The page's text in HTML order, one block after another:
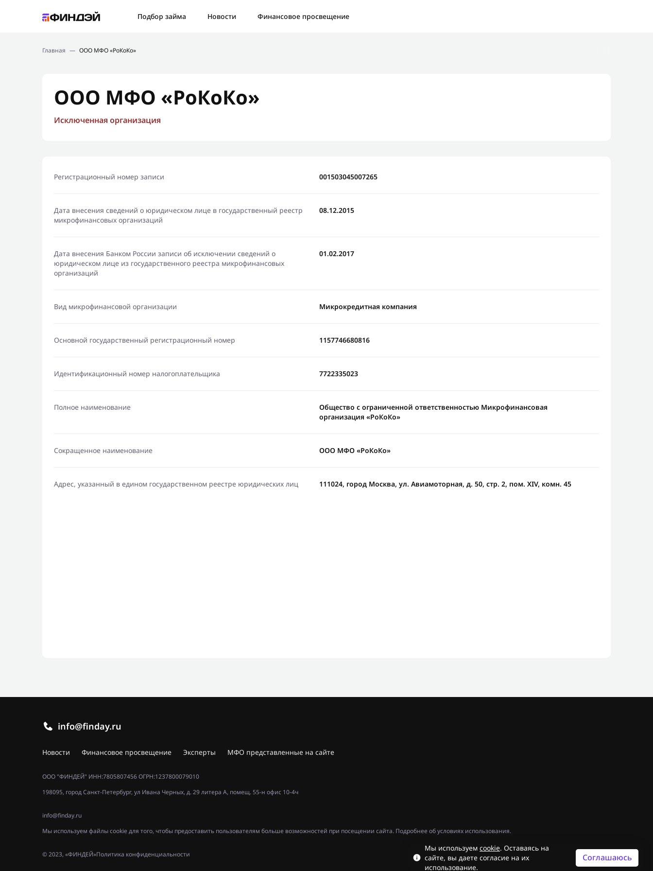
Подбор займа Новости
Финансовое просвещение
Новости
Главная — ООО МФО «РоКоКо»
ООО МФО «РоКоКо»
Исключенная организация
Регистрационный номер записи 001503045007265
Дата внесения сведений о юридическом лице в государственный реестр
микрофинансовых организаций
08.12.2015
Дата внесения Банком России записи об исключении сведений о
юридическом лице из государственного реестра микрофинансовых
организаций
01.02.2017
Вид микрофинансовой организации Микрокредитная компания
Основной государственный регистрационный номер 1157746680816
Идентификационный номер налогоплательщика 7722335023
Полное наименование
Общество с ограниченной ответственностью Микрофинансовая
организация «РоКоКо»
Сокращенное наименование ООО МФО «РоКоКо»
Адрес, указанный в едином государственном реестре юридических лиц 111024, город Москва, ул. Авиамоторная, д. 50, стр. 2, пом. ХIV, комн. 45
info@finday.ru
Новости Финансовое просвещение Эксперты МФО представленные на сайте
ООО "ФИНДЕЙ" ИНН:7805807456 ОГРН:1237800079010
198095, город Санкт-Петербург, ул Ивана Черных, д. 29 литера А, помещ. 55-н офис 10-4ч
info@finday.ru
Мы используем файлы cookie для того, чтобы предоставить пользователям больше возможностей при посещении сайта. Подробнее об условиях использования.
Политика конфиденциальности
© 2023, «ФИНДЕЙ»
Мы используем cookie. Оставаясь на
сайте, вы даете согласие на их
использование.
Соглашаюсь
Ошибка: Контактная форма не найдена.